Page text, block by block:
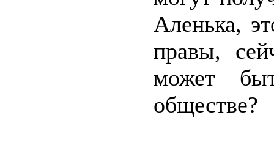
Аленька,
правы,
может
обществе?